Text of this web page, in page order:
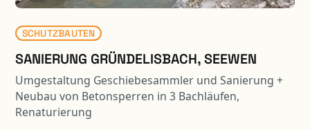
SCHUTZBAUTEN
SANIERUNG GRÜNDELISBACH, SEEWEN
Umgestaltung Geschiebesammler und Sanierung +
Neubau von Betonsperren in 3 Bachläufen,
Renaturierung